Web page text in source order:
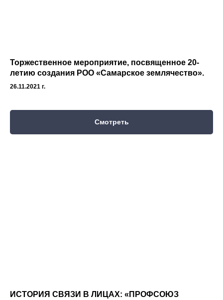
Торжественное мероприятие, посвященное 20-
летию создания РОО «Самарское землячество».
26.11.2021 г.
Смотреть
ИСТОРИЯ СВЯЗИ В ЛИЦАХ: «ПРОФСОЮЗ